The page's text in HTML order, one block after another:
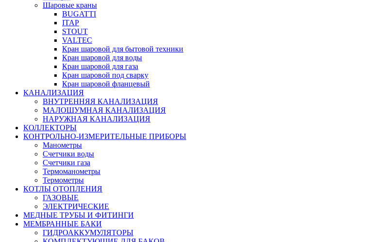
Шаровые краны
BUGATTI
ITAP
STOUT
VALTEC
Кран шаровой для бытовой техники
Кран шаровой для воды
Кран шаровой для газа
Кран шаровой под сварку
Кран шаровой фланцевый
КАНАЛИЗАЦИЯ
ВНУТРЕННЯЯ КАНАЛИЗАЦИЯ
МАЛОШУМНАЯ КАНАЛИЗАЦИЯ
НАРУЖНАЯ КАНАЛИЗАЦИЯ
КОЛЛЕКТОРЫ
КОНТРОЛЬНО-ИЗМЕРИТЕЛЬНЫЕ ПРИБОРЫ
Манометры
Счетчики воды
Счетчики газа
Термоманометры
Термометры
КОТЛЫ ОТОПЛЕНИЯ
ГАЗОВЫЕ
ЭЛЕКТРИЧЕСКИЕ
МЕДНЫЕ ТРУБЫ И ФИТИНГИ
МЕМБРАННЫЕ БАКИ
ГИДРОАККУМУЛЯТОРЫ